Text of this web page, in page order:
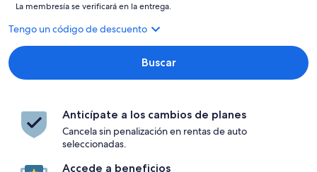
La membresía se verificará en la entrega.
Tengo un código de descuento
Buscar
Anticípate a los cambios de planes
Cancela sin penalización en rentas de auto
seleccionadas.
Accede a beneficios